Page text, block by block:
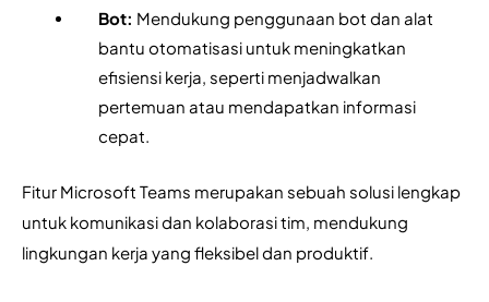
Bot: Mendukung penggunaan bot dan alat
bantu otomatisasi untuk meningkatkan
efisiensi kerja, seperti menjadwalkan
pertemuan atau mendapatkan informasi
cepat.
Fitur Microsoft Teams merupakan sebuah solusi lengkap
untuk komunikasi dan kolaborasi tim, mendukung
lingkungan kerja yang fleksibel dan produktif.